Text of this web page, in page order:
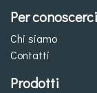
Per
Chi siamo
Contatti
Prodotti